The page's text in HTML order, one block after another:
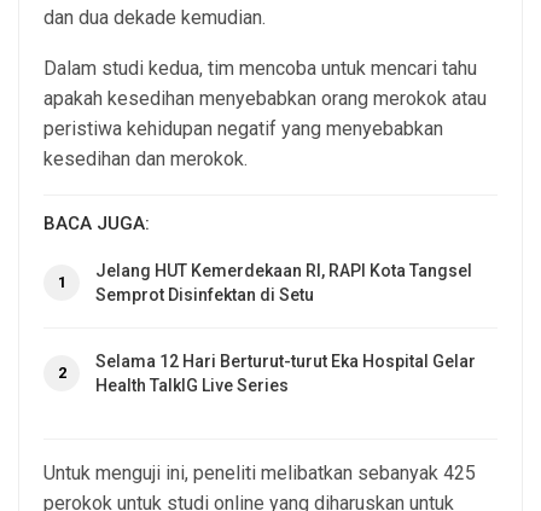
dan dua dekade kemudian.
Dalam studi kedua, tim mencoba untuk mencari tahu
apakah kesedihan menyebabkan orang merokok atau
peristiwa kehidupan negatif yang menyebabkan
kesedihan dan merokok.
BACA JUGA:
1
Jelang HUT Kemerdekaan RI, RAPI Kota Tangsel
Semprot Disinfektan di Setu
2
Selama 12 Hari Berturut-turut Eka Hospital Gelar
Health TalkIG Live Series
Untuk menguji ini, peneliti melibatkan sebanyak 425
perokok untuk studi online yang diharuskan untuk